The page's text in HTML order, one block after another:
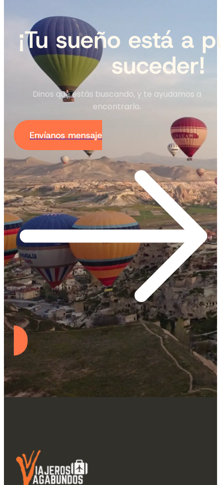
¡Tu sueño está a
suceder!
Dinos qué estás buscando, y te ayudamos a
encontrarlo.
Envíanos mensaje